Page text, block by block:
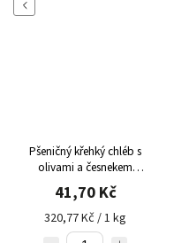
Previous
Pšeničný křehký chléb s
olivami a česnekem
130g Danvita
41,70 Kč
320,77 Kč / 1 kg